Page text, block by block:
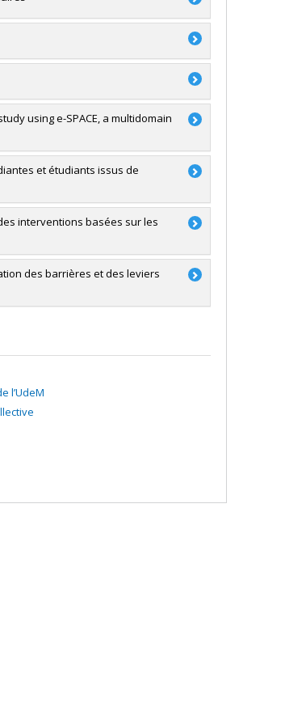
using e-SPACE, a multidomain
et étudiants issus de
interventions basées sur les
des barrières et des leviers
l’UdeM